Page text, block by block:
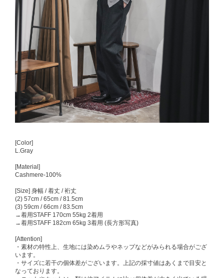
[Color]
L.Gray
[Material]
Cashmere-100%
[Size] 身幅 / 着丈 / 裄丈
(2) 57cm / 65cm / 81.5cm
(3) 59cm / 66cm / 83.5cm
→着用STAFF 170cm 55kg 2着用
→着用STAFF 182cm 65kg 3着用 (長方形写真)
[Attention]
・素材の特性上、生地には染めムラやネップなどがみられる場合がござ
います。
・サイズに若干の個体差がございます。上記の採寸値はあくまで目安と
なっております。